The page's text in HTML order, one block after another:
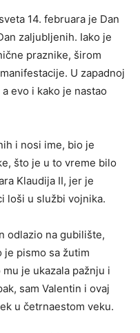
14. februara je Dan
zaljubljenih. Iako je
praznike, širom
U zapadnoj
evo i kako je nastao
i nosi ime, bio je
što je u to vreme bilo
Klaudija II, jer je
loši u službi vojnika.
odlazio na gubilište,
je pismo sa žutim
je ukazala pažnju i
sam Valentin i ovaj
u četrnaestom veku.